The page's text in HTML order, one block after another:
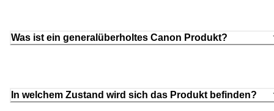
Was ist ein generalüberholtes Canon Produkt?
In welchem Zustand wird sich das Produkt befinden?